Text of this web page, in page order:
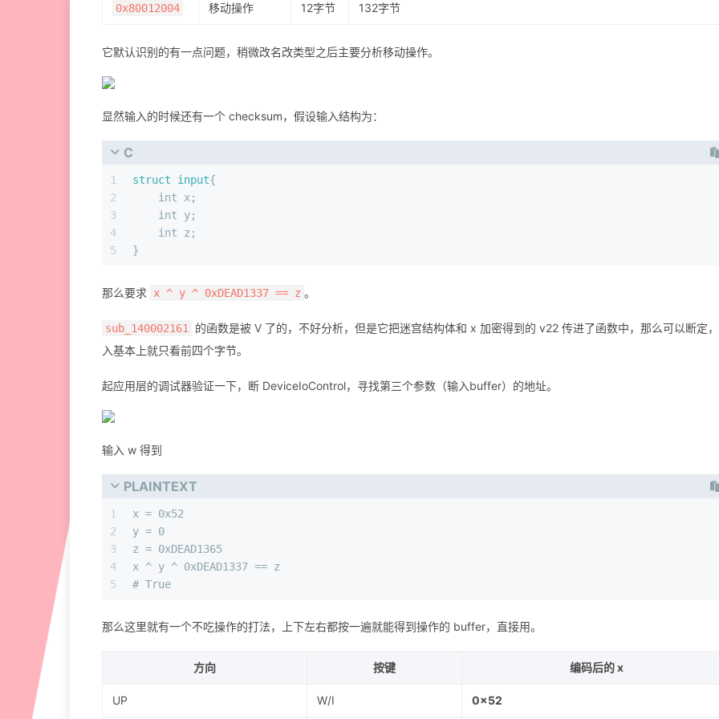
0x80012004 移动操作 12字节 132字节
它默认识别的有一点问题，稍微改名改类型之后主要分析移动操作。
显然输入的时候还有一个 checksum，假设输入结构为：
C
1
2
3
4
5
struct input{
int x;
int y;
int z;
}
那么要求 x ^ y ^ 0xDEAD1337 == z 。
sub_140002161
的函数是被 V 了的，不好分析，但是它把迷宫结构体和 x 加密得到的 v22 传进了函数中，那么可以断定
入基本上就只看前四个字节。
起应用层的调试器验证一下，断 DeviceIoControl，寻找第三个参数（输入buffer）的地址。
输入 w 得到
PLAINTEXT
1
2
3
4
5
x = 0x52
y = 0
z = 0xDEAD1365
x ^ y ^ 0xDEAD1337 == z
# True
那么这里就有一个不吃操作的打法，上下左右都按一遍就能得到操作的 buffer，直接用。
方向 按键 编码后的 x
UP W/I 0x52